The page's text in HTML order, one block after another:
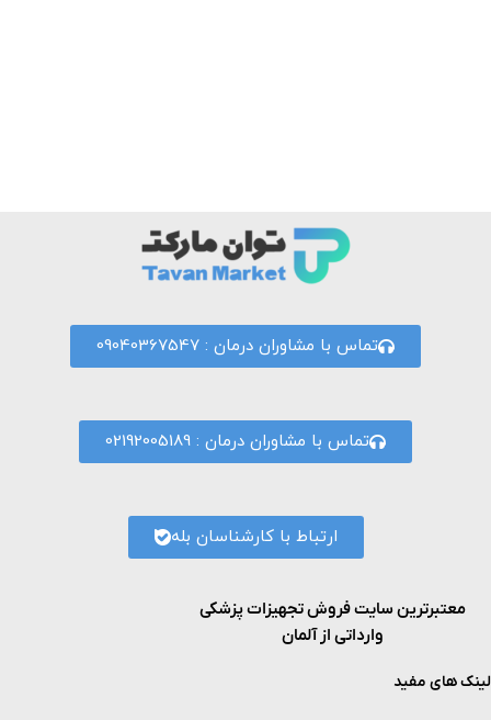
تماس با مشاوران درمان : 09040367547
تماس با مشاوران درمان : 02192005189
ارتباط با کارشناسان بله
معتبرترین سایت فروش تجهیزات پزشکی
وارداتی از آلمان
لینک های مفید